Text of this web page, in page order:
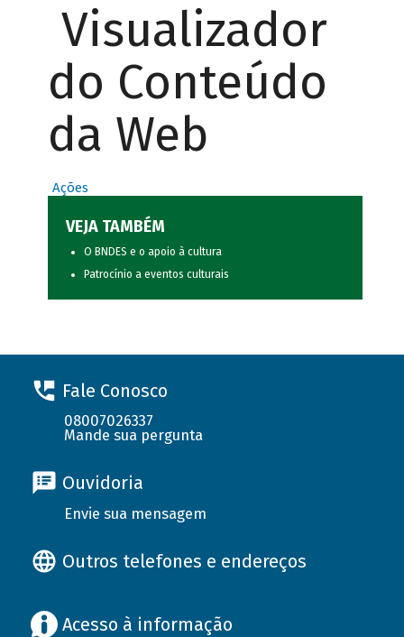
Visualizador
do Conteúdo
da Web
Ações
VEJA TAMBÉM
O BNDES e o apoio à cultura
Patrocínio a eventos culturais
Fale Conosco
08007026337
Mande sua pergunta
Ouvidoria
Envie sua mensagem
Outros telefones e endereços
Acesso à informação